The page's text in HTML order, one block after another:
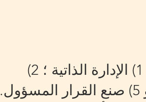
الطلاب في تطوير خمس كفاءات: 1) الإدارة الذاتية ؛ 2)
الوعي الذاتي ؛ 3) بناء العلاقات. 4) الوعي الاجتماعي ؛ و 5) صنع القرار المسؤول.